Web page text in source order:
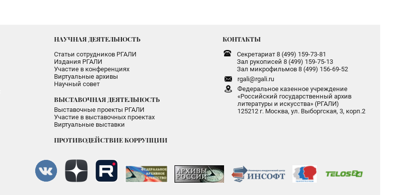
НАУЧНАЯ ДЕЯТЕЛЬНОСТЬ
Статьи сотрудников РГАЛИ
Издания РГАЛИ
Участие в конференциях
Виртуальные архивы
Научный совет
ВЫСТАВОЧНАЯ ДЕЯТЕЛЬНОСТЬ
Выставочные проекты РГАЛИ
Участие в выставочных проектах
Виртуальные выставки
ПРОТИВОДЕЙСТВИЕ КОРРУПЦИИ
КОНТАКТЫ
Секретариат 8 (499) 159-73-81
Зал рукописей 8 (499) 159-75-13
Зал микрофильмов 8 (499) 156-69-52
rgali@rgali.ru
Федеральное казенное учреждение
«Российский государственный архив
литературы и искусства» (РГАЛИ)
125212 г. Москва, ул. Выборгская, 3, корп.2